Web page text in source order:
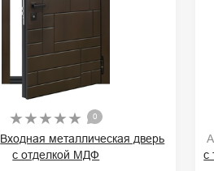
0
Входная металлическая дверь
с отделкой МДФ
с